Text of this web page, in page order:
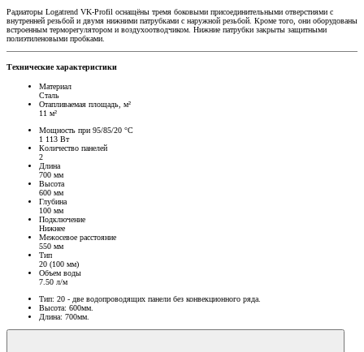
Радиаторы Logatrend VK-Profil оснащёны тремя боковыми присоединительными отверстиями с
внутренней резьбой и двумя нижними патрубками с наружной резьбой. Кроме того, они оборудованы
встроенным терморегулятором и воздухоотводчиком. Нижние патрубки закрыты защитными
полиэтиленовыми пробками.
Технические характеристики
Материал
Сталь
Отапливаемая площадь, м²
11 м²
Мощность при 95/85/20 °C
1 113 Вт
Количество панелей
2
Длина
700 мм
Высота
600 мм
Глубина
100 мм
Подключение
Нижнее
Межосевое расстояние
550 мм
Тип
20 (100 мм)
Объем воды
7.50 л/м
Тип: 20 - две водопроводящих панели без конвекционного ряда.
Высота: 600мм.
Длина: 700мм.